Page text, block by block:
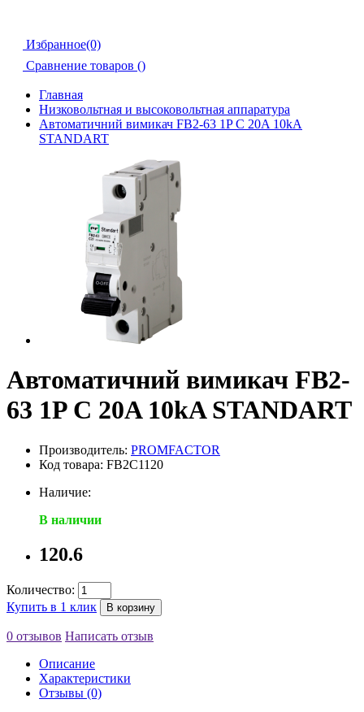
Избранное(0)
Сравнение товаров ()
Главная
Низковольтная и высоковольтная аппаратура
Автоматичний вимикач FB2-63 1P C 20A 10kA
STANDART
Автоматичний вимикач FB2-
63 1P C 20A 10kA STANDART
Производитель: PROMFACTOR
Код товара: FB2C1120
Наличие:
В наличии
120.6
Количество:
Купить в 1 клик
В корзину
0 отзывов Написать отзыв
Описание
Характеристики
Отзывы (0)